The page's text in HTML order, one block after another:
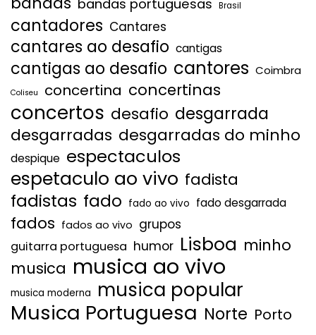
bandas portuguesas Brasil
cantadores Cantares
cantares ao desafio cantigas
cantigas ao desafio cantores Coimbra
Coliseu concertina concertinas
concertos desafio desgarrada
desgarradas desgarradas do minho
despique espectaculos
espetaculo ao vivo fadista
fadistas fado fado ao vivo fado desgarrada
fados fados ao vivo grupos
guitarra portuguesa humor Lisboa minho
musica musica ao vivo
musica moderna musica popular
Musica Portuguesa Norte Porto